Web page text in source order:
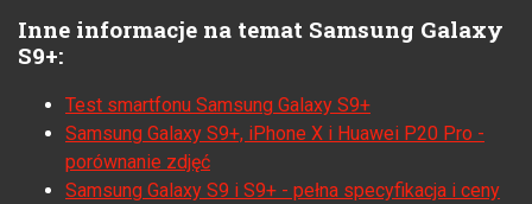
Inne informacje na temat Samsung Galaxy
S9+:
Test smartfonu Samsung Galaxy S9+
Samsung Galaxy S9+, iPhone X i Huawei P20 Pro -
porównanie zdjęć
Samsung Galaxy S9 i S9+ - pełna specyfikacja i ceny